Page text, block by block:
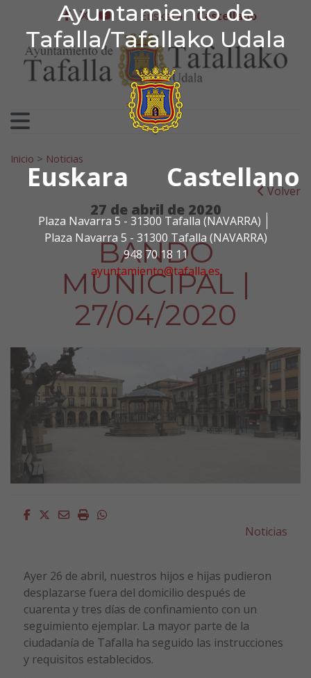
Ayuntamiento de
Tafalla/Tafallako Udala
Euskara Castellano
Plaza Navarra 5 - 31300 Tafalla (NAVARRA)
Plaza Navarra 5 - 31300 Tafalla (NAVARRA)
948 70 18 11
ayuntamiento@tafalla.es
Ir al contenido
Ayuntamiento de
facebook
twitter
youtube
Euskera Castellano
Search for:
Inicio > Noticias
Volver
27 de abril de 2020
BANDO
MUNICIPAL |
27/04/2020
Facebook
Twitter
EmailImprimirWhatsapp
Noticias
Ayer 26 de abril, nuestros hijos e hijas pudieron
desplazarse fuera del domicilio después de
cuarenta y tres días de confinamiento con un
seguimiento ejemplar. La mayor parte de la
ciudadanía de Tafalla ha seguido las instrucciones
y requisitos establecidos.